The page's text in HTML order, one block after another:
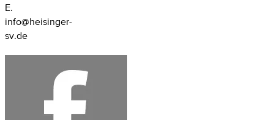
E.
info@heisinger-
sv.de